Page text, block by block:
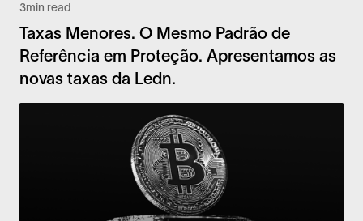
3min read
Taxas Menores. O Mesmo Padrão de
Referência em Proteção. Apresentamos as
novas taxas da Ledn.